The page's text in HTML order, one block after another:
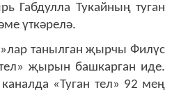
Габдулла Тукайның туган
үткәрелә.
танылган җырчы Филүс
җырын башкарган иде.
«Туган тел» 92 мең